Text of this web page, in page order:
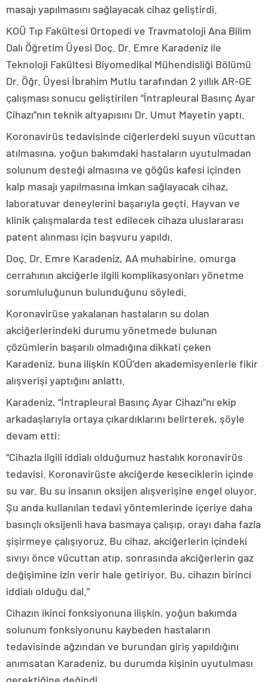
masajı yapılmasını sağlayacak cihaz geliştirdi.
KOÜ Tıp Fakültesi Ortopedi ve Travmatoloji Ana Bilim
Dalı Öğretim Üyesi Doç. Dr. Emre Karadeniz ile
Teknoloji Fakültesi Biyomedikal Mühendisliği Bölümü
Dr. Öğr. Üyesi İbrahim Mutlu tarafından 2 yıllık AR-GE
çalışması sonucu geliştirilen “İntrapleural Basınç Ayar
Cihazı”nın teknik altyapısını Dr. Umut Mayetin yaptı.
Koronavirüs tedavisinde ciğerlerdeki suyun vücuttan
atılmasına, yoğun bakımdaki hastaların uyutulmadan
solunum desteği almasına ve göğüs kafesi içinden
kalp masajı yapılmasına imkan sağlayacak cihaz,
laboratuvar deneylerini başarıyla geçti. Hayvan ve
klinik çalışmalarda test edilecek cihaza uluslararası
patent alınması için başvuru yapıldı.
Doç. Dr. Emre Karadeniz, AA muhabirine, omurga
cerrahının akciğerle ilgili komplikasyonları yönetme
sorumluluğunun bulunduğunu söyledi.
Koronavirüse yakalanan hastaların su dolan
akciğerlerindeki durumu yönetmede bulunan
çözümlerin başarılı olmadığına dikkati çeken
Karadeniz, buna ilişkin KOÜ’den akademisyenlerle fikir
alışverişi yaptığını anlattı.
Karadeniz, “İntrapleural Basınç Ayar Cihazı”nı ekip
arkadaşlarıyla ortaya çıkardıklarını belirterek, şöyle
devam etti:
“Cihazla ilgili iddialı olduğumuz hastalık koronavirüs
tedavisi. Koronavirüste akciğerde keseciklerin içinde
su var. Bu su insanın oksijen alışverişine engel oluyor.
Şu anda kullanılan tedavi yöntemlerinde içeriye daha
basınçlı oksijenli hava basmaya çalışıp, orayı daha fazla
şişirmeye çalışıyoruz. Bu cihaz, akciğerlerin içindeki
sıvıyı önce vücuttan atıp, sonrasında akciğerlerin gaz
değişimine izin verir hale getiriyor. Bu, cihazın birinci
iddialı olduğu dal.”
Cihazın ikinci fonksiyonuna ilişkin, yoğun bakımda
solunum fonksiyonunu kaybeden hastaların
tedavisinde ağzından ve burundan giriş yapıldığını
anımsatan Karadeniz, bu durumda kişinin uyutulması